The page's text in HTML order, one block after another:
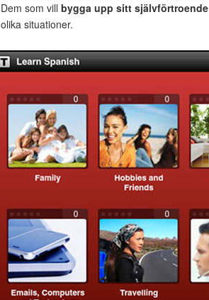
Dem som vill bygga upp sitt självförtroende
olika situationer.